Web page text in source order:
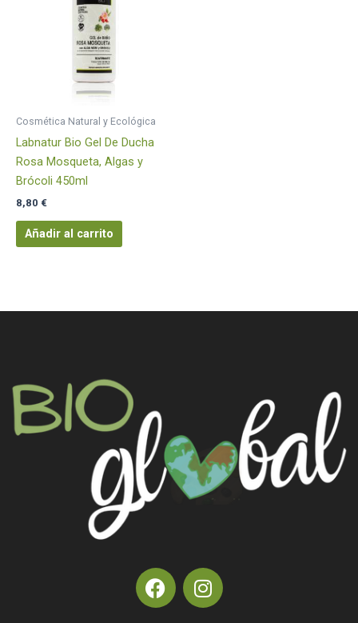
Cosmética Natural y Ecológica
Labnatur Bio Gel De Ducha
Rosa Mosqueta, Algas y
Brócoli 450ml
8,80 €
Añadir al carrito
F
a
I
n